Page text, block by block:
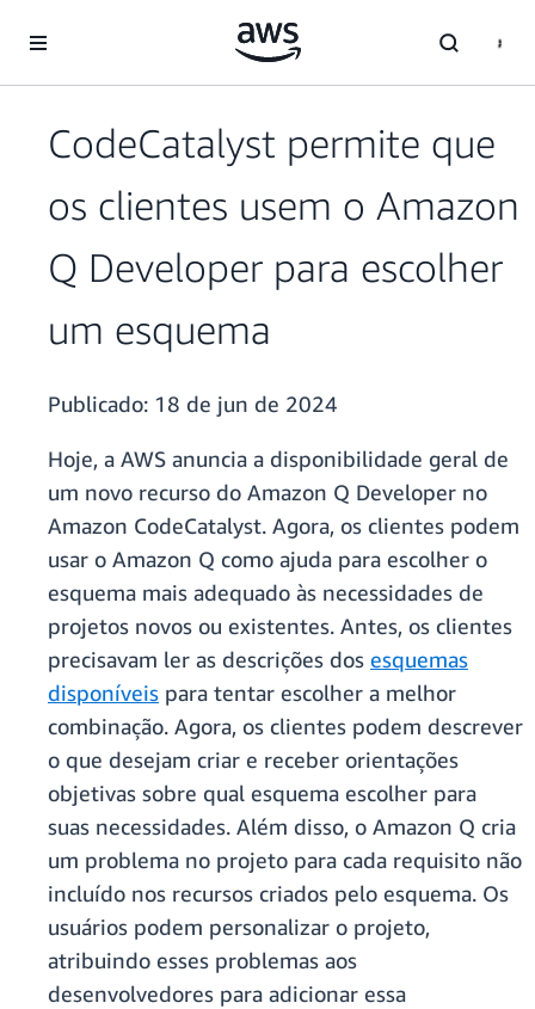
Pular para o conteúdo principal
CodeCatalyst permite que
os clientes usem o Amazon
Q Developer para escolher
um esquema
Publicado: 18 de jun de 2024
Hoje, a AWS anuncia a disponibilidade geral de
um novo recurso do Amazon Q Developer no
Amazon CodeCatalyst. Agora, os clientes podem
usar o Amazon Q como ajuda para escolher o
esquema mais adequado às necessidades de
projetos novos ou existentes. Antes, os clientes
precisavam ler as descrições dos esquemas
disponíveis para tentar escolher a melhor
combinação. Agora, os clientes podem descrever
o que desejam criar e receber orientações
objetivas sobre qual esquema escolher para
suas necessidades. Além disso, o Amazon Q cria
um problema no projeto para cada requisito não
incluído nos recursos criados pelo esquema. Os
usuários podem personalizar o projeto,
atribuindo esses problemas aos
desenvolvedores para adicionar essa